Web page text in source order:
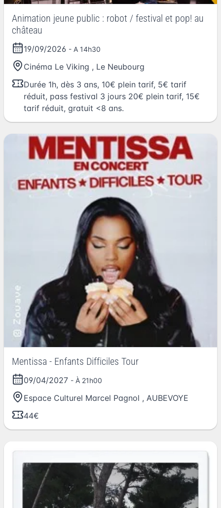
Animation jeune public : robot / festival et pop! au
château
19/09/2026 - A 14h30
Cinéma Le Viking , Le Neubourg
Durée 1h, dès 3 ans, 10€ plein tarif, 5€ tarif
réduit, pass festival 3 jours 20€ plein tarif, 15€
tarif réduit, gratuit <8 ans.
Mentissa - Enfants Difficiles Tour
09/04/2027 - À 21h00
Espace Culturel Marcel Pagnol , AUBEVOYE
44€